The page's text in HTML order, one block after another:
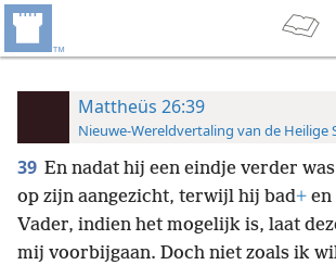
Mattheüs 26:39
Nieuwe-Wereldvertaling van de
39 En nadat hij een eindje verder
op zijn aangezicht, terwijl hij bad+ en
Vader, indien het mogelijk is, laat
mij voorbijgaan. Doch niet zoals ik